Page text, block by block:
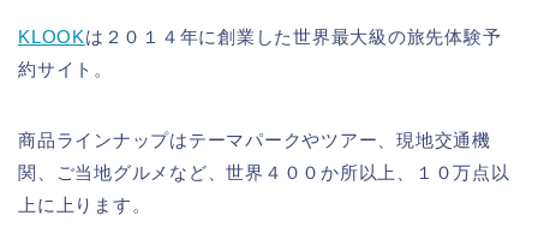
KLOOKは２０１４年に創業した世界最大級の旅先体験予
約サイト。
商品ラインナップはテーマパークやツアー、現地交通機
関、ご当地グルメなど、世界４００か所以上、１０万点以
上に上ります。